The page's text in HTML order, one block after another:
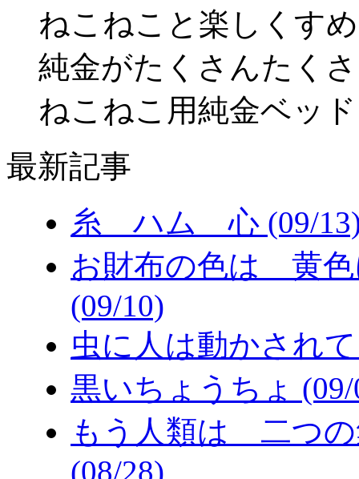
ねこねこと楽しくす
純金がたくさんたく
ねこねこ用純金ベッ
最新記事
糸 ハム 心 (09/
お財布の色は 黄色
(09/10)
虫に人は動かされ
黒いちょうちょ (09/
もう人類は 二つの
(08/28)